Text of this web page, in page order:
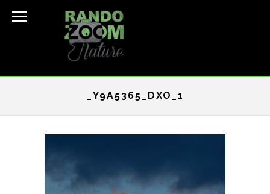
_Y9A5365_DXO_1